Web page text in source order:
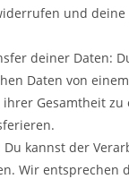
und
deiner Daten:
Daten von
Gesamtheit zu
kannst der
Wir entsprechen